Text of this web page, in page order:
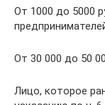
От 1000 до 5000
От 30 000 до 50
Лицо, которое